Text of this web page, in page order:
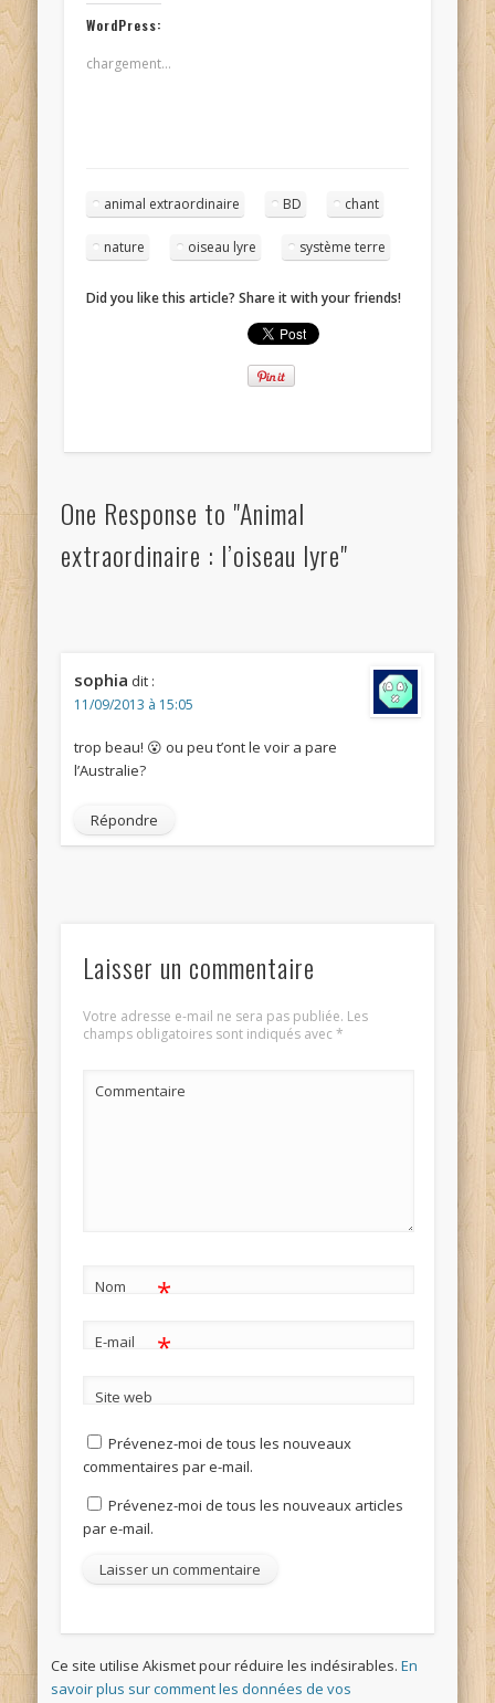
WordPress:
chargement…
animal extraordinaire BD chant
nature oiseau lyre système terre
Did you like this article? Share it with your friends!
One Response to "Animal
extraordinaire : l’oiseau lyre"
sophia dit :
11/09/2013 à 15:05
trop beau! 😮 ou peu t’ont le voir a pare
l’Australie?
Répondre
Laisser un commentaire
Votre adresse e-mail ne sera pas publiée. Les
champs obligatoires sont indiqués avec*
Commentaire
Nom *
E-mail *
Site web
Prévenez-moi de tous les nouveaux
commentaires par e-mail.
Prévenez-moi de tous les nouveaux articles
par e-mail.
Ce site utilise Akismet pour réduire les indésirables.En
savoir plus sur comment les données de vos